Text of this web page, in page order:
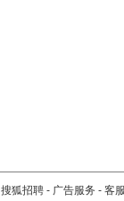
搜狐招聘 - 广告服务 - 客